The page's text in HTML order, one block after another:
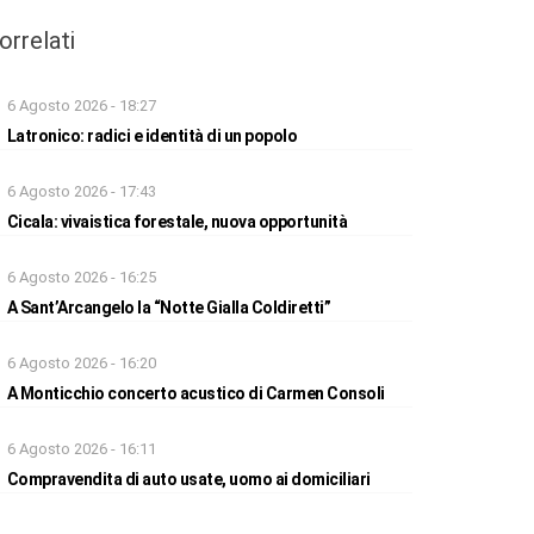
6 Agosto 2026 - 18:27
Latronico: radici e identità di un popolo
6 Agosto 2026 - 17:43
Cicala: vivaistica forestale, nuova opportunità
6 Agosto 2026 - 16:25
A Sant’Arcangelo la “Notte Gialla Coldiretti”
6 Agosto 2026 - 16:20
A Monticchio concerto acustico di Carmen Consoli
6 Agosto 2026 - 16:11
Compravendita di auto usate, uomo ai domiciliari